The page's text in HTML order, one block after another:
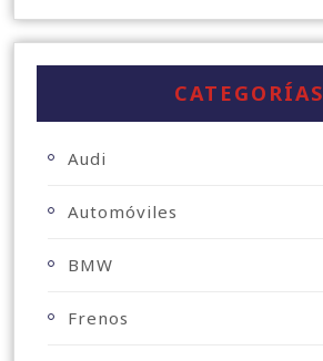
CATEGORÍAS
Audi
Automóviles
BMW
Frenos